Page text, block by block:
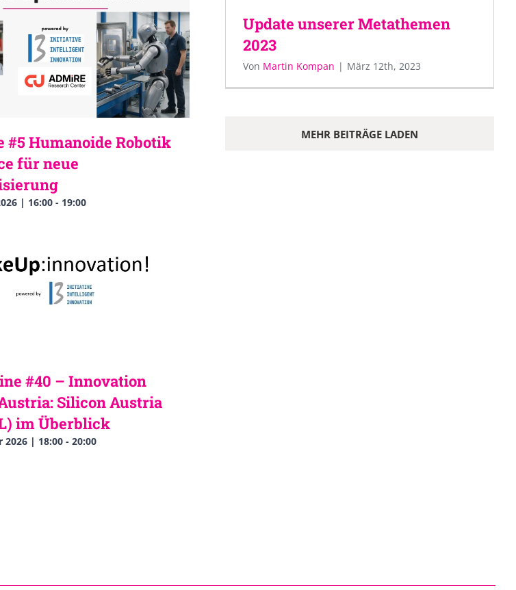
#5 Humanoide Robotik
für neue
| 16:00- 19:00
#40 – Innovation
Silicon Austria
im Überblick
2026 | 18:00- 20:00
Update unserer Metathemen
2023
Von Martin Kompan | März 12th, 2023
MEHR BEITRÄGE LADEN